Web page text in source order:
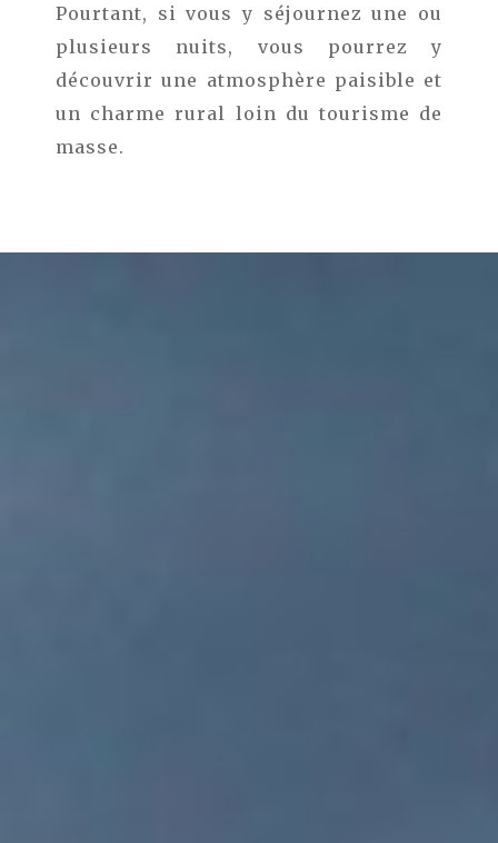
Pourtant, si vous y séjournez une ou
plusieurs nuits, vous pourrez y
découvrir une atmosphère paisible et
un charme rural loin du tourisme de
masse.